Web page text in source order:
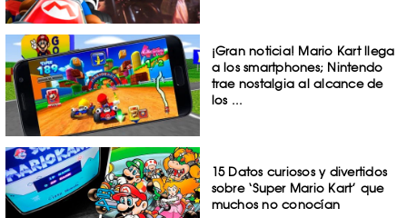
¡Gran noticia! Mario Kart llega
a los smartphones; Nintendo
trae nostalgia al alcance de
los ...
15 Datos curiosos y divertidos
sobre ‘Super Mario Kart’ que
muchos no conocían